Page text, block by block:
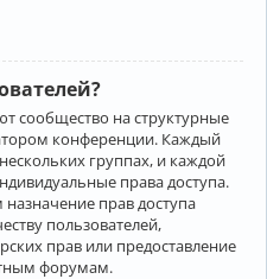
сообщество на структурные
конференции. Каждый
группах, и каждой
права доступа.
прав доступа
пользователей,
прав или предоставление
форумам.